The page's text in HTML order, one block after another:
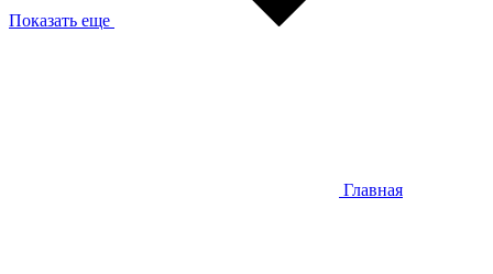
Показать еще
Главная